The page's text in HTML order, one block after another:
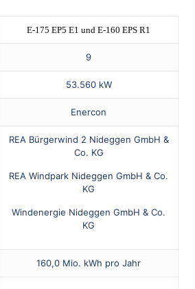
E-175 EP5 E1 und E-160 EPS R1
9
53.560 kW
Enercon
REA Bürgerwind 2 Nideggen GmbH &
Co. KG
REA Windpark Nideggen GmbH & Co.
KG
Windenergie Nideggen GmbH & Co.
KG
160,0 Mio. kWh pro Jahr